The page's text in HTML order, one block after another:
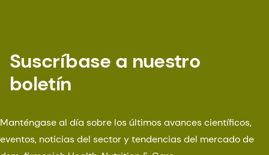
Suscríbase a nuestro
boletín
Manténgase al día sobre los últimos avances científicos,
eventos, noticias del sector y tendencias del mercado de